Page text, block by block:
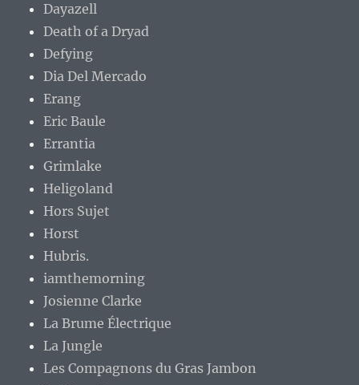
Dayazell
Death of a Dryad
Defying
Dia Del Mercado
Erang
Eric Baule
Errantia
Grimlake
Heligoland
Hors Sujet
Horst
Hubris.
iamthemorning
Josienne Clarke
La Brume Électrique
La Jungle
Les Compagnons du Gras Jambon